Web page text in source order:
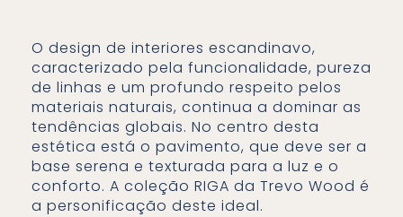
O design de interiores escandinavo,
caracterizado pela funcionalidade, pureza
de linhas e um profundo respeito pelos
materiais naturais, continua a dominar as
tendências globais. No centro desta
estética está o pavimento, que deve ser a
base serena e texturada para a luz e o
conforto. A coleção RIGA da Trevo Wood é
a personificação deste ideal.